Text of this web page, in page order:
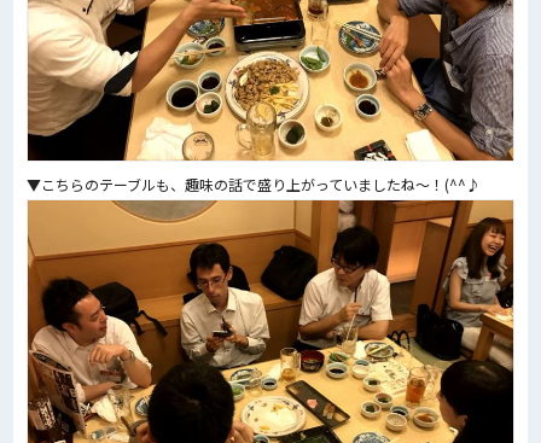
▼こちらのテーブルも、趣味の話で盛り上がっていましたね～！(^^♪